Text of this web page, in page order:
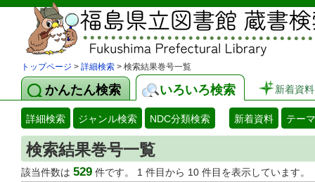
トップページ > 詳細検索 > 検索結果巻号一覧
かんたん検索 いろいろ検索 新着資料
詳細検索 ジャンル検索 NDC分類検索 新着資料 テー
検索結果巻号一覧
該当件数は 529 件です。 1 件目から 10 件目を表示しています。